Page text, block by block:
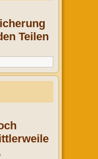
Teilen